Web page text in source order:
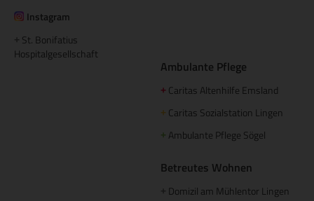
Instagram
St. Bonifatius
Hospitalgesellschaft
Ambulante Pflege
+ Caritas Altenhilfe Emsland
+ Caritas Sozialstation Lingen
+ Ambulante Pflege Sögel
Betreutes Wohnen
Domizil am Mühlentor Lingen